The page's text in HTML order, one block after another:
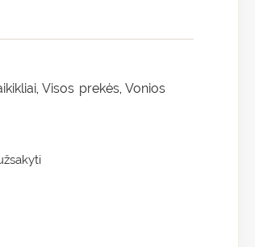
,Visos prekės,Vonios